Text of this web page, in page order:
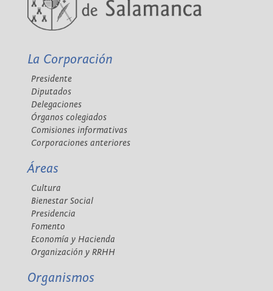
La Corporación
Presidente
Diputados
Delegaciones
Órganos colegiados
Comisiones informativas
Corporaciones anteriores
Áreas
Cultura
Bienestar Social
Presidencia
Fomento
Economía y Hacienda
Organización y RRHH
Organismos